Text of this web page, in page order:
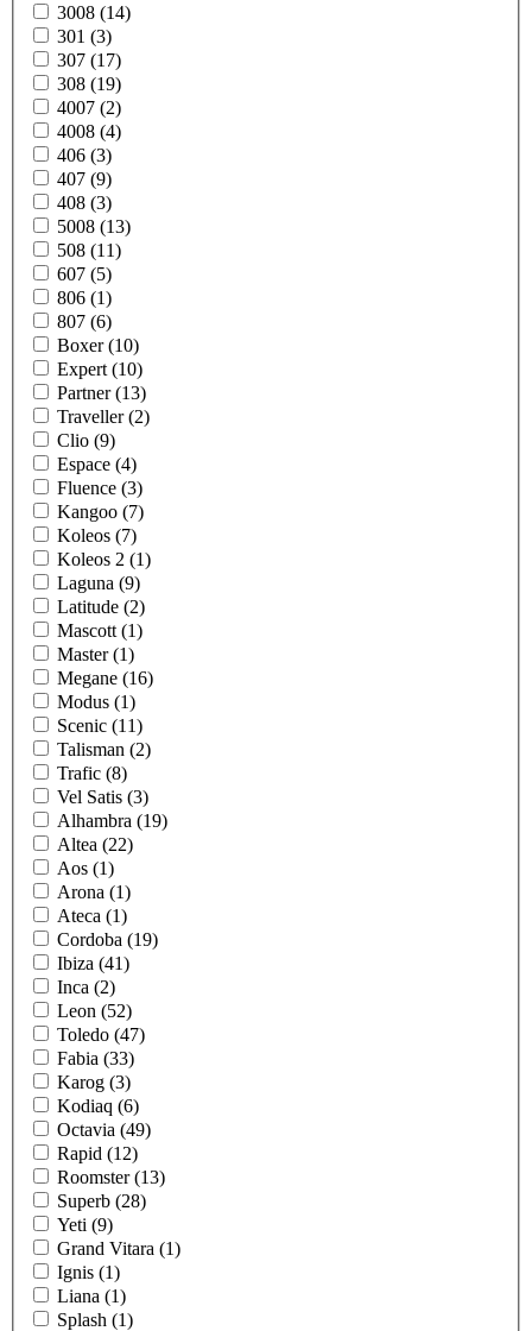
3008 (14)
301 (3)
307 (17)
308 (19)
4007 (2)
4008 (4)
406 (3)
407 (9)
408 (3)
5008 (13)
508 (11)
607 (5)
806 (1)
807 (6)
Boxer (10)
Expert (10)
Partner (13)
Traveller (2)
Clio (9)
Espace (4)
Fluence (3)
Kangoo (7)
Koleos (7)
Koleos 2 (1)
Laguna (9)
Latitude (2)
Mascott (1)
Master (1)
Megane (16)
Modus (1)
Scenic (11)
Talisman (2)
Trafic (8)
Vel Satis (3)
Alhambra (19)
Altea (22)
Aos (1)
Arona (1)
Ateca (1)
Cordoba (19)
Ibiza (41)
Inca (2)
Leon (52)
Toledo (47)
Fabia (33)
Karog (3)
Kodiaq (6)
Octavia (49)
Rapid (12)
Roomster (13)
Superb (28)
Yeti (9)
Grand Vitara (1)
Ignis (1)
Liana (1)
Splash (1)